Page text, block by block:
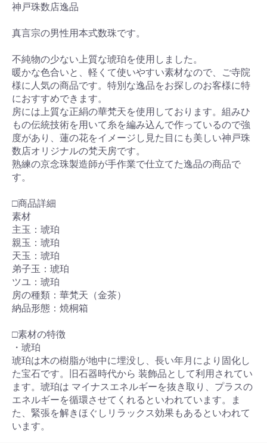
神戸珠数店逸品
真言宗の男性用本式数珠です。
不純物の少ない上質な琥珀を使用しました。
暖かな色合いと、軽くて使いやすい素材なので、ご寺院
様に人気の商品です。特別な逸品をお探しのお客様に特
におすすめできます。
房には上質な正絹の華梵天を使用しております。組みひ
もの伝統技術を用いて糸を編み込んで作っているので強
度があり、蓮の花をイメージし見た目にも美しい神戸珠
数店オリジナルの梵天房です。
熟練の京念珠製造師が手作業で仕立てた逸品の商品で
す。
□商品詳細
素材
主玉：琥珀
親玉：琥珀
天玉：琥珀
弟子玉：琥珀
ツユ：琥珀
房の種類：華梵天（金茶）
納品形態：焼桐箱
□素材の特徴
・琥珀
琥珀は木の樹脂が地中に埋没し、長い年月により固化し
た宝石です。旧石器時代から 装飾品として利用されてい
ます。琥珀は マイナスエネルギーを抜き取り、プラスの
エネルギーを循環させてくれるといわれています。ま
た、緊張を解きほぐしリラックス効果もあるといわれて
います。